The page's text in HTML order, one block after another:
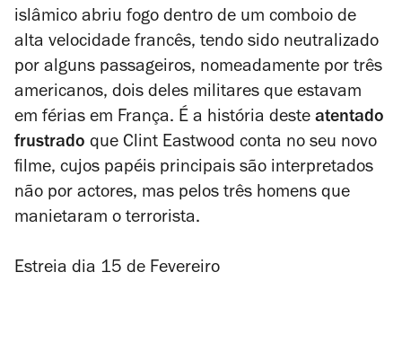
islâmico abriu fogo dentro de um comboio de
alta velocidade francês, tendo sido neutralizado
por alguns passageiros, nomeadamente por três
americanos, dois deles militares que estavam
em férias em França. É a história deste atentado
frustrado que Clint Eastwood conta no seu novo
filme, cujos papéis principais são interpretados
não por actores, mas pelos três homens que
manietaram o terrorista.
Estreia dia 15 de Fevereiro